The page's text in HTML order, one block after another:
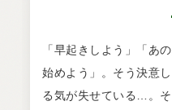
「早起きしよう」「あ
始めよう」。そう決意
る気が失せている…。